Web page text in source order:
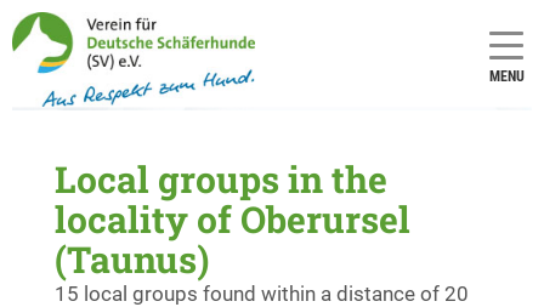
MENU
Local groups in the
locality of Oberursel
(Taunus)
15 local groups found within a distance of 20